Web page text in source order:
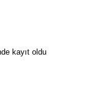
kayıt oldu